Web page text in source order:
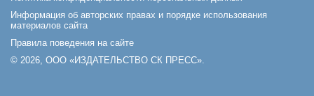
Информация об авторских правах и порядке использования
материалов сайта
Правила поведения на сайте
© 2026, ООО «ИЗДАТЕЛЬСТВО СК ПРЕСС».